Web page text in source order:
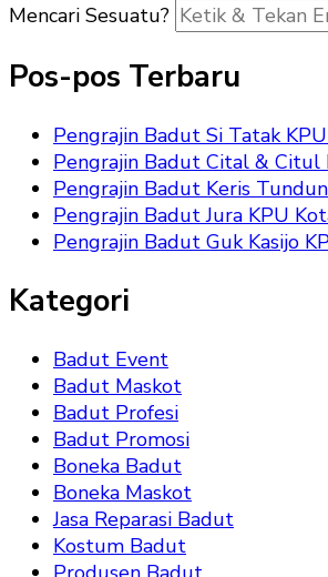
Mencari Sesuatu?
Pos-pos Terbaru
Pengrajin Badut Si Tatak
Pengrajin Badut Cital & Citul
Pengrajin Badut Keris
Pengrajin Badut Jura KPU
Pengrajin Badut Guk Kasijo
Kategori
Badut Event
Badut Maskot
Badut Profesi
Badut Promosi
Boneka Badut
Boneka Maskot
Jasa Reparasi Badut
Kostum Badut